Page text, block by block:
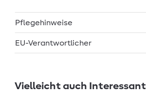
Pflegehinweise
EU-Verantwortlicher
Vielleicht auch Interessant